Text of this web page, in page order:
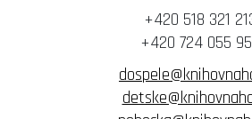
+420 518 321
+420 724 055